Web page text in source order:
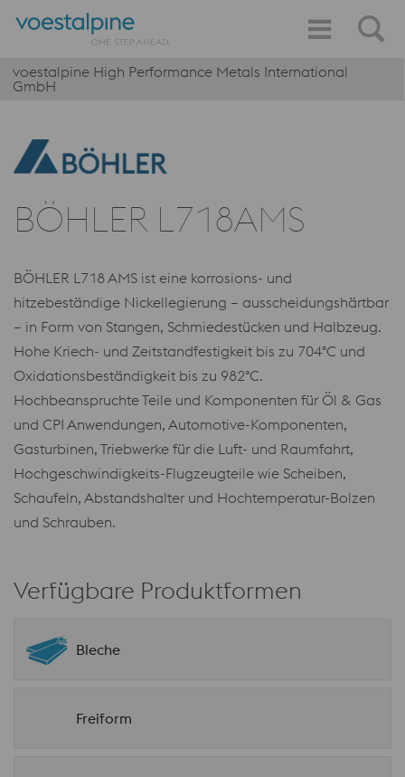
voestalpine High Performance Metals International
GmbH
BÖHLER L718AMS
BÖHLER L718 AMS ist eine korrosions- und
hitzebeständige Nickellegierung – ausscheidungshärtbar
– in Form von Stangen, Schmiedestücken und Halbzeug.
Hohe Kriech- und Zeitstandfestigkeit bis zu 704°C und
Oxidationsbeständigkeit bis zu 982°C.
Hochbeanspruchte Teile und Komponenten für Öl & Gas
und CPI Anwendungen, Automotive-Komponenten,
Gasturbinen, Triebwerke für die Luft- und Raumfahrt,
Hochgeschwindigkeits-Flugzeugteile wie Scheiben,
Schaufeln, Abstandshalter und Hochtemperatur-Bolzen
und Schrauben.
Verfügbare Produktformen
Bleche
Freiform